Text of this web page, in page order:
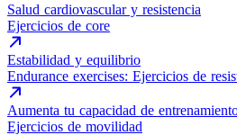
Salud cardiovascular y resistencia
Ejercicios de core
Estabilidad y equilibrio
Endurance exercises: Ejercicios de
Aumenta tu capacidad de
Ejercicios de movilidad